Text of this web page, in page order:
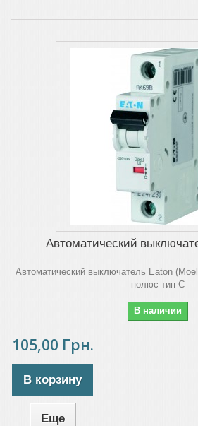
Автоматический
Автоматический выключатель Eaton
полюс тип C
В наличии
105,00 Грн.
В корзину
Еще